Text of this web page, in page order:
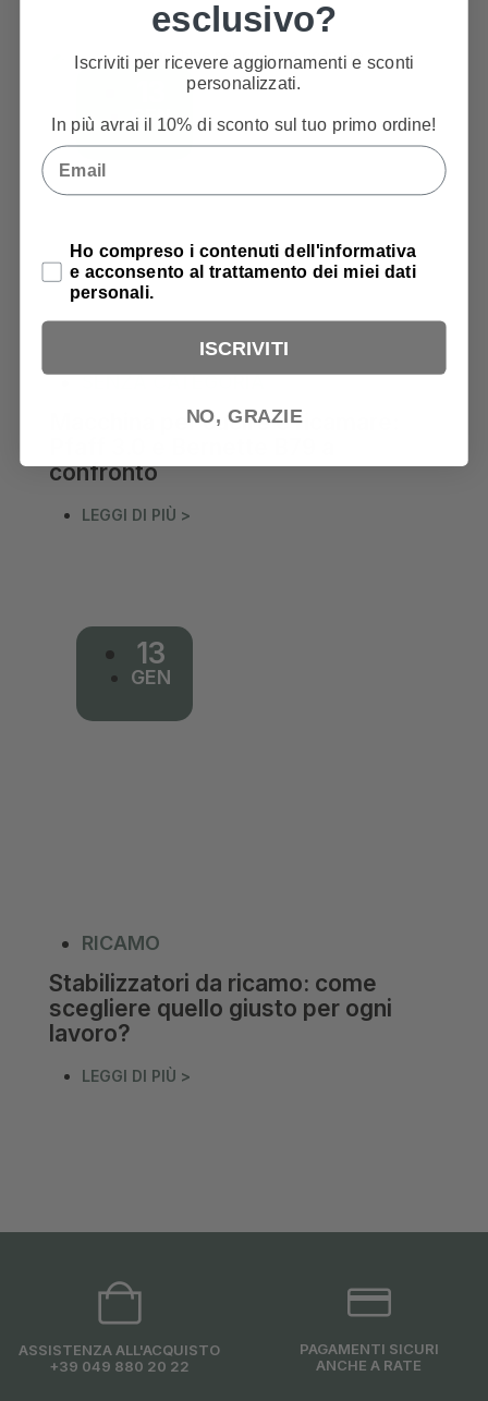
GEN
SENZA CATEGORIA
Macchina per cucire e ricamare:
confronto
LEGGI DI PIÙ >
13
GEN
RICAMO
Stabilizzatori da ricamo: come
scegliere quello giusto per ogni
lavoro?
LEGGI DI PIÙ >
ASSISTENZA ALL'ACQUISTO
+39 049 880 20 22
PAGAMENTI SICURI
ANCHE A RATE
esclusivo?
Iscriviti per ricevere aggiornamenti e sconti
personalizzati.
In più avrai il 10% di sconto sul tuo primo ordine!
Email
Privacy Policy
Ho compreso i contenuti dell'informativa
e acconsento al trattamento dei miei dati
personali.
ISCRIVITI
NO, GRAZIE